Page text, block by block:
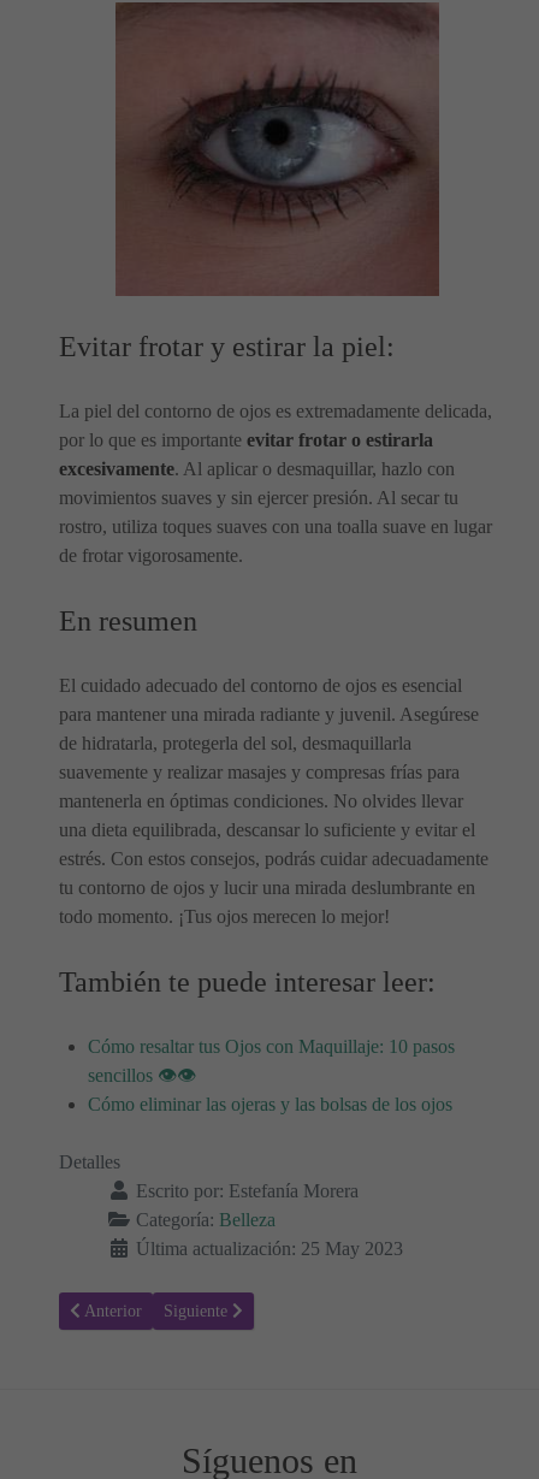
Evitar frotar y estirar la piel:
La piel del contorno de ojos es extremadamente delicada,
por lo que es importante evitar frotar o estirarla
excesivamente. Al aplicar o desmaquillar, hazlo con
movimientos suaves y sin ejercer presión. Al secar tu
rostro, utiliza toques suaves con una toalla suave en lugar
de frotar vigorosamente.
En resumen
El cuidado adecuado del contorno de ojos es esencial
para mantener una mirada radiante y juvenil. Asegúrese
de hidratarla, protegerla del sol, desmaquillarla
suavemente y realizar masajes y compresas frías para
mantenerla en óptimas condiciones. No olvides llevar
una dieta equilibrada, descansar lo suficiente y evitar el
estrés. Con estos consejos, podrás cuidar adecuadamente
tu contorno de ojos y lucir una mirada deslumbrante en
todo momento. ¡Tus ojos merecen lo mejor!
También te puede interesar leer:
Cómo resaltar tus Ojos con Maquillaje: 10 pasos
sencillos 👁👁
Cómo eliminar las ojeras y las bolsas de los ojos
Detalles
Escrito por: Estefanía Morera
Categoría: Belleza
Última actualización: 25 May 2023
Artículo anterior: Cómo y Cuándo Exfoliar tu Piel para una
Anterior Artículo siguiente: Cuello Perfecto: Rutina de
Siguiente
Síguenos en